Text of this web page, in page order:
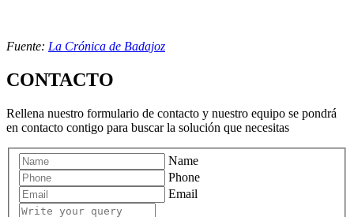
Fuente: La Crónica de Badajoz
CONTACTO
Rellena nuestro formulario de contacto y nuestro equipo se pondrá
en contacto contigo para buscar la solución que necesitas
Name
Phone
Email